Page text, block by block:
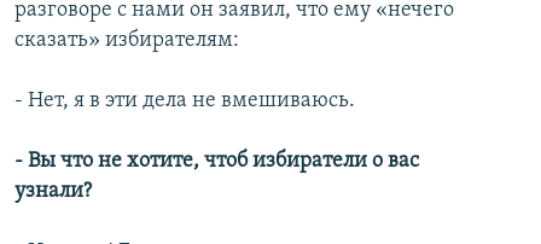
разговоре с нами он заявил, что ему «нечего
сказать» избирателям:
- Нет, я в эти дела не вмешиваюсь.
- Вы что не хотите, чтоб избиратели о вас
узнали?